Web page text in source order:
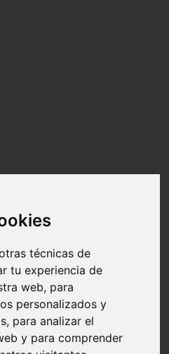
técnicas de
tu experiencia de
web, para
personalizados y
para analizar el
y para comprender